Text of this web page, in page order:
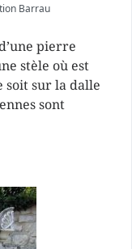
Barrau
pierre
stèle où est
soit sur la dalle
sont